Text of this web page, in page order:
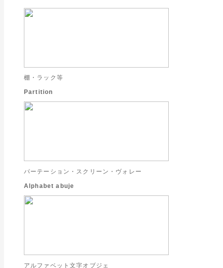
棚・ラック等
Partition
パーテーション・スクリーン・ヴォレー
Alphabet abuje
アルファベット文字オブジェ